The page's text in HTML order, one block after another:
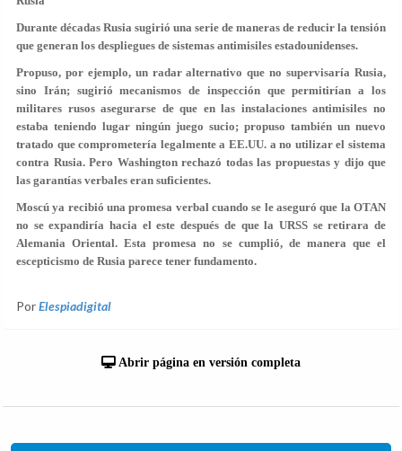
Durante décadas Rusia sugirió una serie de maneras de reducir la tensión
que generan los despliegues de sistemas antimisiles estadounidenses.
Propuso, por ejemplo, un radar alternativo que no supervisaría Rusia,
sino Irán; sugirió mecanismos de inspección que permitirían a los
militares rusos asegurarse de que en las instalaciones antimisiles no
estaba teniendo lugar ningún juego sucio; propuso también un nuevo
tratado que comprometería legalmente a EE.UU. a no utilizar el sistema
contra Rusia. Pero Washington rechazó todas las propuestas y dijo que
las garantías verbales eran suficientes.
Moscú ya recibió una promesa verbal cuando se le aseguró que la OTAN
no se expandiría hacia el este después de que la URSS se retirara de
Alemania Oriental. Esta promesa no se cumplió, de manera que el
escepticismo de Rusia parece tener fundamento.
PorElespiadigital
Abrir página en versión completa